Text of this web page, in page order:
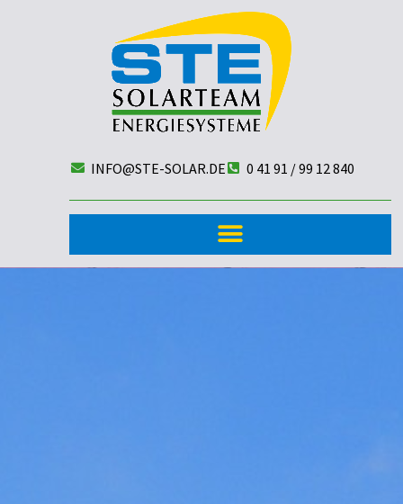
INFO@STE-SOLAR.DE 0 41 91 / 99 12 840